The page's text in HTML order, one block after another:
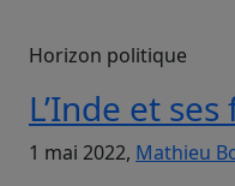
Horizon politique
L’Inde et
1 mai 2022, Mathieu